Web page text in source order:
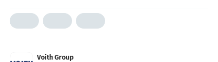
Voith Group